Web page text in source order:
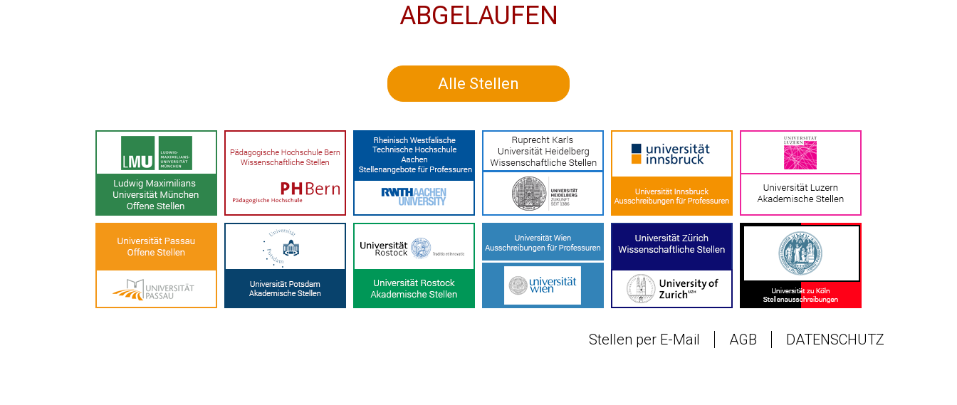
ABGELAUFEN
Alle Stellen
Stellen per E-Mail AGB DATENSCHUTZ